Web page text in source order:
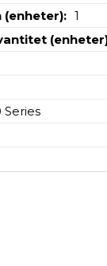
(enheter)
1
Series